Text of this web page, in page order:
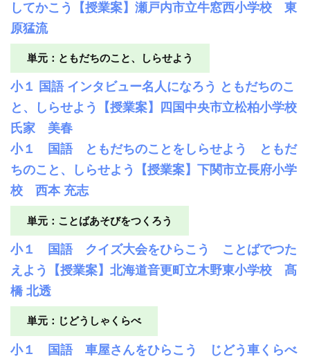
してかこう【授業案】瀬戸内市立牛窓西小学校 東
原猛流
単元：ともだちのこと、しらせよう
小１ 国語 インタビュー名人になろう ともだちのこ
と、しらせよう【授業案】四国中央市立松柏小学校
氏家 美春
小１ 国語 ともだちのことをしらせよう ともだ
ちのこと、しらせよう【授業案】下関市立長府小学
校 西本 充志
単元：ことばあそびをつくろう
小１ 国語 クイズ大会をひらこう ことばでつた
えよう【授業案】北海道音更町立木野東小学校 髙
橋 北透
単元：じどうしゃくらべ
小１ 国語 車屋さんをひらこう じどう車くらべ